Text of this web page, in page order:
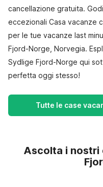
cancellazione gratuita.
eccezionali Casa vacanze
per le tue vacanze last
Fjord-Norge, Norvegia.
Sydlige Fjord-Norge qui
perfetta oggi stesso!
Tutte le case
Ascolta i nostri